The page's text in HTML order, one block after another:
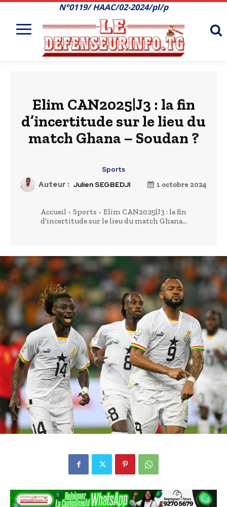
N°0119/ HAAC/02-2024/pl/p
Elim CAN2025|J3 : la fin
d’incertitude sur le lieu du
match Ghana – Soudan ?
Sports
Auteur : Julien SEGBEDJI 1 octobre 2024
Accueil Sports
Elim CAN2025|J3 : la fin
d'incertitude sur le lieu du match Ghana...